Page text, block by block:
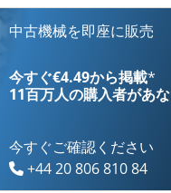
中古機械を即座に販売
今すぐ€4.49から掲載*
11百万人の購入者があ
今すぐご確認ください
+44 20 806 810 84